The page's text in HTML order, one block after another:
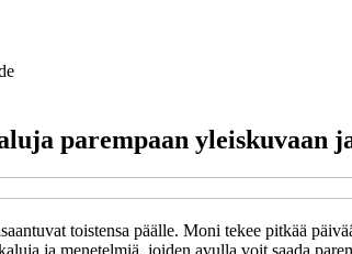
parempaan yleiskuvaan
toistensa päälle. Moni tekee pitkää
ja menetelmiä, joiden avulla voit saada